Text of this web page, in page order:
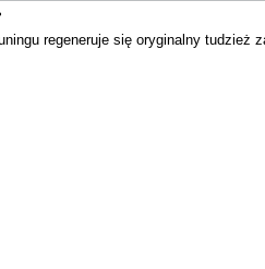
regeneruje się oryginalny tudzież